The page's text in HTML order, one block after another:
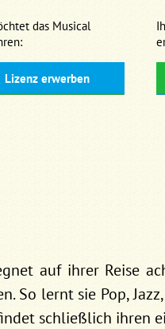
das Musical
Lizenz erwerben
auf ihrer Reise
lernt sie Pop,
schließlich ihren